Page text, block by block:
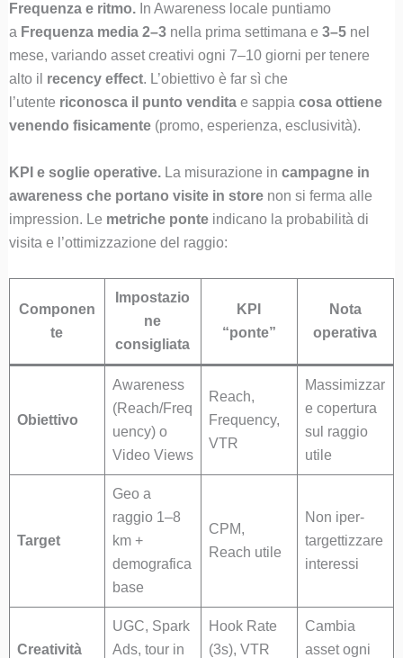
Frequenza e ritmo.In Awareness locale puntiamo
a Frequenza media 2–3nella prima settimana e 3–5nel
mese, variando asset creativi ogni 7–10 giorni per tenere
alto il recency effect. L’obiettivo è far sì che
l’utente riconosca il punto venditae sappia cosa ottiene
venendo fisicamente(promo, esperienza, esclusività).
KPI e soglie operative.La misurazione in campagne in
awareness che portano visite in storenon si ferma alle
impression. Le metriche ponteindicano la probabilità di
visita e l’ottimizzazione del raggio:
Componen
te
Impostazio
ne
consigliata
KPI
“ponte”
Nota
operativa
Obiettivo
Awareness
(Reach/Freq
uency) o
Video Views
Reach,
Frequency,
VTR
Massimizzar
e copertura
sul raggio
utile
Target
Geo a
raggio 1–8
km +
demografica
base
CPM,
Reach utile
Non iper-
targettizzare
interessi
Creatività
UGC, Spark
Ads, tour in
Hook Rate
(3s), VTR
Cambia
asset ogni